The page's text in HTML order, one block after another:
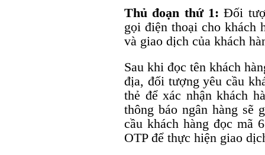
Thủ đoạn thứ 1: Đối
gọi điện thoại cho khách
và giao dịch của khách
Sau khi đọc tên khách
địa, đối tượng yêu cầu
thẻ để xác nhận khách
thông báo ngân hàng sẽ
cầu khách hàng đọc mã
OTP để thực hiện giao